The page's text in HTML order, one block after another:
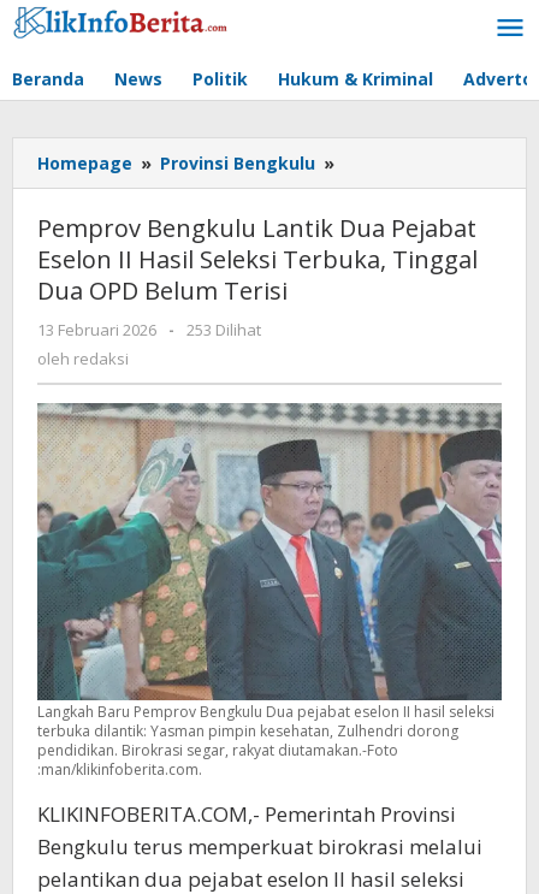
Lewati
ke
Beranda News Politik Hukum & Kriminal
Homepage » Provinsi Bengkulu »
Bengkulu
Dua
Pejabat
Terbuka,
Tinggal
Dua
OPD
Belum
Terisi
Pemprov Bengkulu Lantik Dua Pejabat
Eselon II Hasil Seleksi Terbuka, Tinggal
Dua OPD Belum Terisi
13 Februari 2026
oleh
-
253 Dilihat
oleh redaksi
Langkah Baru Pemprov Bengkulu Dua pejabat eselon II hasil seleksi
terbuka dilantik: Yasman pimpin kesehatan, Zulhendri dorong
pendidikan. Birokrasi segar, rakyat diutamakan.-Foto
:man/klikinfoberita.com.
KLIKINFOBERITA.COM,- Pemerintah Provinsi
Bengkulu terus memperkuat birokrasi melalui
pelantikan dua pejabat eselon II hasil seleksi